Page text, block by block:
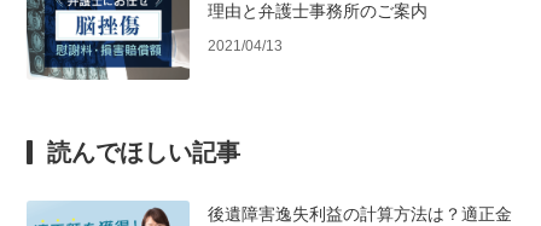
理由と弁護士事務所のご案内
2021/04/13
読んでほしい記事
後遺障害逸失利益の計算方法は？適正金